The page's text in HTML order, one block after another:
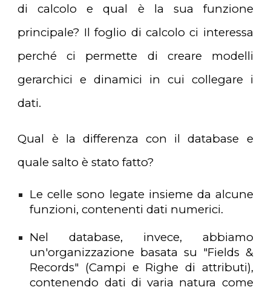
di calcolo e qual è la sua funzione
principale? Il foglio di calcolo ci interessa
perché ci permette di creare modelli
gerarchici e dinamici in cui collegare i
dati.
Qual è la differenza con il database e
quale salto è stato fatto?
Le celle sono legate insieme da alcune
funzioni, contenenti dati numerici.
Nel database, invece, abbiamo
un'organizzazione basata su "Fields &
Records" (Campi e Righe di attributi),
contenendo dati di varia natura come